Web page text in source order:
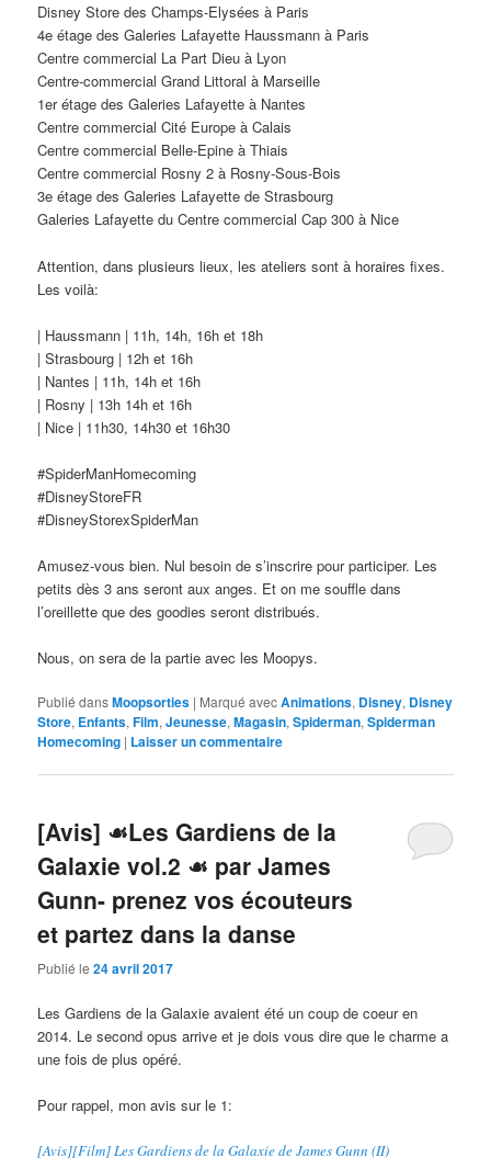
Disney Store des Champs-Elysées à Paris
4e étage des Galeries Lafayette Haussmann à Paris
Centre commercial La Part Dieu à Lyon
Centre-commercial Grand Littoral à Marseille
1er étage des Galeries Lafayette à Nantes
Centre commercial Cité Europe à Calais
Centre commercial Belle-Epine à Thiais
Centre commercial Rosny 2 à Rosny-Sous-Bois
3e étage des Galeries Lafayette de Strasbourg
Galeries Lafayette du Centre commercial Cap 300 à Nice
Attention, dans plusieurs lieux, les ateliers sont à horaires fixes.
Les voilà:
| Haussmann | 11h, 14h, 16h et 18h
| Strasbourg | 12h et 16h
| Nantes | 11h, 14h et 16h
| Rosny | 13h 14h et 16h
| Nice | 11h30, 14h30 et 16h30
#SpiderManHomecoming
#DisneyStoreFR
#DisneyStorexSpiderMan
Amusez-vous bien. Nul besoin de s’inscrire pour participer. Les
petits dès 3 ans seront aux anges. Et on me souffle dans
l’oreillette que des goodies seront distribués.
Nous, on sera de la partie avec les Moopys.
Publié dansMoopsorties | Marqué avecAnimations, Disney, Disney
Store, Enfants,Film,Jeunesse,Magasin,Spiderman,Spiderman
Homecoming | Laisser un commentaire
[Avis] ☙Les Gardiens de la
Galaxie vol.2 ☙ par James
Gunn- prenez vos écouteurs
et partez dans la danse
Publié le24 avril 2017
Les Gardiens de la Galaxie avaient été un coup de coeur en
2014. Le second opus arrive et je dois vous dire que le charme a
une fois de plus opéré.
Pour rappel, mon avis sur le 1:
[Avis][Film] Les Gardiens de la Galaxie de James Gunn (II)